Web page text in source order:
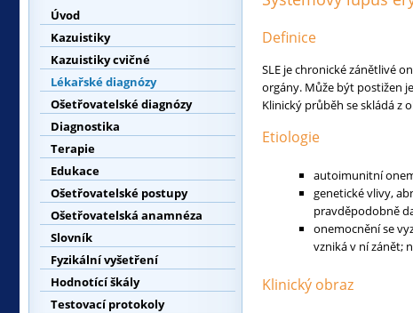
Úvod
Kazuistiky
Kazuistiky cvičné
Lékařské diagnózy
Ošetřovatelské diagnózy
Diagnostika
Terapie
Edukace
Ošetřovatelské postupy
Ošetřovatelská anamnéza
Slovník
Fyzikální vyšetření
Hodnotící škály
Testovací protokoly
Definice
SLE je chronické zánětlivé
orgány. Může být postižen
Klinický průběh se skládá z
Etiologie
autoimunitní
genetické vlivy,
pravděpodobně
onemocnění se
vzniká v ní zánět;
Klinický obraz